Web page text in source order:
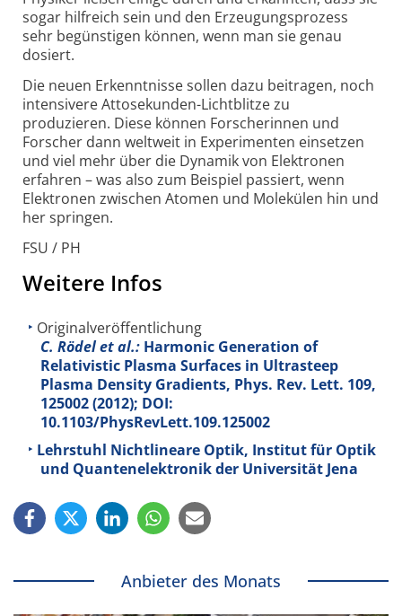
sogar hilfreich sein und den Erzeugungsprozess
sehr begünstigen können, wenn man sie genau
dosiert.
Die neuen Erkenntnisse sollen dazu beitragen, noch
intensivere Attosekunden-Lichtblitze zu
produzieren. Diese können Forscherinnen und
Forscher dann weltweit in Experimenten einsetzen
und viel mehr über die Dynamik von Elektronen
erfahren – was also zum Beispiel passiert, wenn
Elektronen zwischen Atomen und Molekülen hin und
her springen.
FSU / PH
Weitere Infos
Originalveröffentlichung
C. Rödel et al.: Harmonic Generation of
Relativistic Plasma Surfaces in Ultrasteep
Plasma Density Gradients, Phys. Rev. Lett. 109,
125002 (2012); DOI:
10.1103/PhysRevLett.109.125002
Lehrstuhl Nichtlineare Optik, Institut für Optik
und Quantenelektronik der Universität Jena
Anbieter des Monats